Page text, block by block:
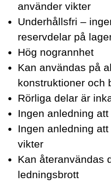
använder vikter
Underhållsfri –
reservdelar på
Hög nogrannhet
Kan användas på
konstruktioner och
Rörliga delar är
Ingen anledning
Ingen anledning
vikter
Kan återanvändas
ledningsbrott